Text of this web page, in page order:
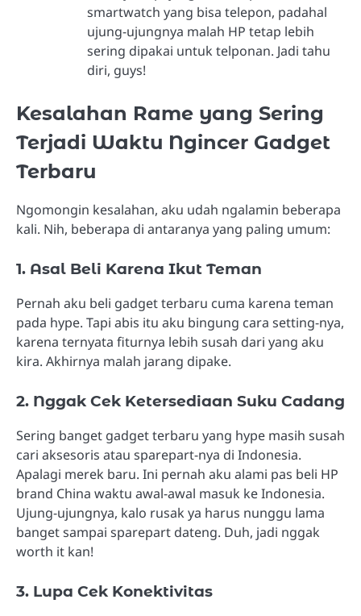
smartwatch yang bisa telepon, padahal
ujung-ujungnya malah HP tetap lebih
sering dipakai untuk telponan. Jadi tahu
diri, guys!
Kesalahan Rame yang Sering
Terjadi Waktu Ngincer Gadget
Terbaru
Ngomongin kesalahan, aku udah ngalamin beberapa
kali. Nih, beberapa di antaranya yang paling umum:
1. Asal Beli Karena Ikut Teman
Pernah aku beli gadget terbaru cuma karena teman
pada hype. Tapi abis itu aku bingung cara setting-nya,
karena ternyata fiturnya lebih susah dari yang aku
kira. Akhirnya malah jarang dipake.
2. Nggak Cek Ketersediaan Suku Cadang
Sering banget gadget terbaru yang hype masih susah
cari aksesoris atau sparepart-nya di Indonesia.
Apalagi merek baru. Ini pernah aku alami pas beli HP
brand China waktu awal-awal masuk ke Indonesia.
Ujung-ujungnya, kalo rusak ya harus nunggu lama
banget sampai sparepart dateng. Duh, jadi nggak
worth it kan!
3. Lupa Cek Konektivitas